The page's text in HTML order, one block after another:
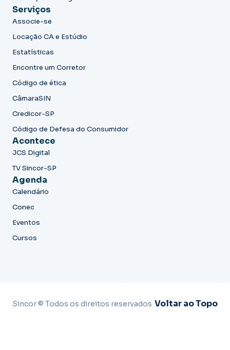
Serviços
Associe-se
Locação CA e Estúdio
Estatísticas
Encontre um Corretor
Código de ética
CâmaraSIN
Credicor-SP
Código de Defesa do Consumidor
Acontece
JCS Digital
TV Sincor-SP
Agenda
Calendário
Conec
Eventos
Cursos
Sincor © Todos os direitos reservados Voltar ao Topo